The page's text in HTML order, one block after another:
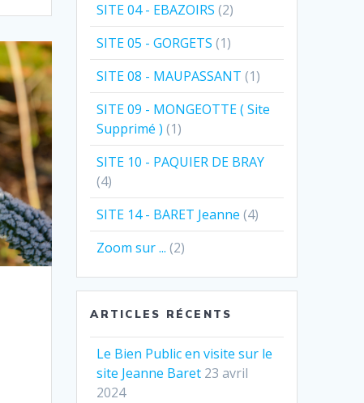
SITE 04 - EBAZOIRS (2)
SITE 05 - GORGETS (1)
SITE 08 - MAUPASSANT (1)
SITE 09 - MONGEOTTE ( Site
Supprimé ) (1)
SITE 10 - PAQUIER DE BRAY
(4)
SITE 14 - BARET Jeanne (4)
Zoom sur ... (2)
ARTICLES RÉCENTS
Le Bien Public en visite sur le
site Jeanne Baret 23 avril
2024